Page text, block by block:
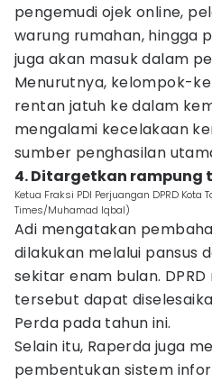
pengemudi ojek online,
warung rumahan, hingga
juga akan masuk dalam
Menurutnya, kelompok-
rentan jatuh ke dalam
mengalami kecelakaan
sumber penghasilan
4. Ditargetkan rampung
Ketua Fraksi PDI Perjuangan DPRD Kota
Times/Muhamad Iqbal)
Adi mengatakan
dilakukan melalui pansus
sekitar enam bulan.
tersebut dapat
Perda pada tahun ini.
Selain itu, Raperda juga
pembentukan sistem